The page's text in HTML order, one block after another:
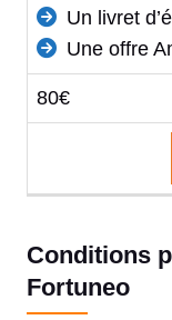
Un livret
Une offre
80€
Conditions
Fortuneo